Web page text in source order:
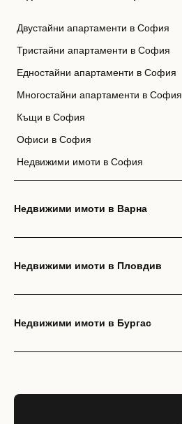
Двустайни апартаменти в София
Тристайни апартаменти в София
Едностайни апартаменти в София
Многостайни апартаменти в София
Къщи в София
Офиси в София
Недвижими имоти в София
Недвижими имоти в Варна
Недвижими имоти в Пловдив
Недвижими имоти в Бургас